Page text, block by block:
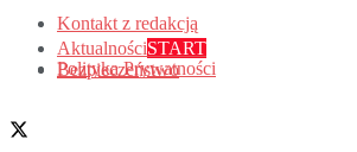
Kontakt z redakcją
Polityka Prywatności
AktualnościSTART
Bezpieczeństwo